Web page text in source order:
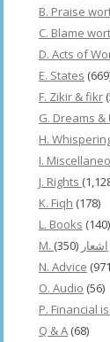
B. Praise
C. Blame
D. Acts of
E. States
F. Zikir & fikr
G. Dreams
H.
I.
J. Rights
K. Fiqh (178)
L. Books (140)
M. اشعار (350)
N. Advice
O. Audio (56)
P. Financial
Q & A (68)